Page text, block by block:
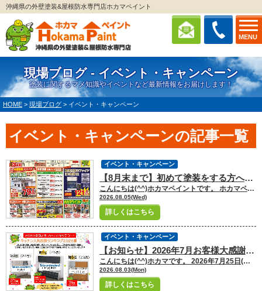
MENU
沖縄県の外壁塗装&屋根防水専門店ホカマペイント
現場ブログ - イベント・キャンペーン
塗装に関するマメ知識やイベントなど最新情報をお届けします！
HOME > 現場ブログ > イベント・キャンペーン
イベント・キャンペーンの記事一覧
【8月末まで】初めて塗装をする方へ！塗装応援祭キャンペーン実施中！
こんにちは(^^)ホカマペイントです。 ホカマペイントは【外壁塗装&防水の専門店】として営業しています。那覇一日橋店・北谷店・コザ店オフィス、沖縄県内に3店舗のショールームがあります。来店・電話・WEB問合せや、相談、診断、見積、カラーシュミレーションまで無料で行っています。 このブログではみなさんの【塗装の疑問】について、ホカマペイントが1つずつ解決していきたいと思います！沖縄全島、多くの方々に御愛読していただけるように、ブログを定期更新予定です。どうぞよろしくお願いします(^^) 今回は8月の最新チラシをご案内させていただきます！ お得なキャンペーン内容となっておりますので、ぜひ内容をご覧の上、お問い合わせ下さい！！
2026.08.05(Wed)
詳しくはこちら
イベント・キャンペーン
【お知らせ】2026年7月お客様大感謝祭★キッチン人気投票ランキング 結果発表！
こんにちは(^^)ホカマです。 2026年7月25日(土)・26日(日)の2日間ホカマホーム・ホカマペイントのリフォーム お客様大感謝祭を北谷店・那覇一日橋店の2店舗にて同時開催致しました！ 多くのお客様のご来場、心より感謝致します。 今回は、イベントの定番となった【キッチン人気投票】の結果を発表致します！ キッチン投票とは..．「あなたが本気で買うならどのキッチン??」と題して ホカマホームのショールームへ展示しているシステムキッチンの中から見た目、 機能、金額、等々、お好きなキッチンを選んで投票頂いたご家族様へ、もれなく 生活に役立つ特典をプレゼントする、というイベント中の嬉しい企画です♪ 今回はキッチン投票の結果を発表させて頂きます(^^) 今後のキッチン選びのご参考になりましたら幸いでございます。 【北谷店】 【那覇一日橋店】 ※画像は各店舗のカラーとなっております。 第1位…Takara standard/レミュー(26票) 第2位…Takara standard/エーデル(24票) 第3位…TOTO/ミッテ(23票) 栄えある第1位は、「Takara standard/レミュー」が1位を獲得！！ 沖縄の湿気にはやっぱり強い！ホーロー製がお客様から人気のようです 高機能とデザイン性がダントツ！堂々1位を獲得しました！！＾＾ 第2位の「Takara standard/エーデル」はなんといっても収納力抜群かつお手頃な価格！ シンプルなデザインで堂々の2位でした
2026.08.03(Mon)
詳しくはこちら
イベント・キャンペーン